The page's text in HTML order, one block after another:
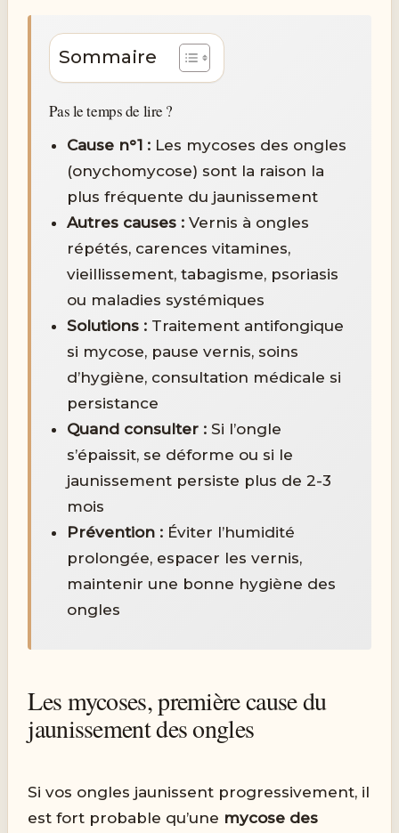
Sommaire
Pas le temps de lire ?
Cause n°1 : Les mycoses des ongles
(onychomycose) sont la raison la
plus fréquente du jaunissement
Autres causes : Vernis à ongles
répétés, carences vitamines,
vieillissement, tabagisme, psoriasis
ou maladies systémiques
Solutions : Traitement antifongique
si mycose, pause vernis, soins
d’hygiène, consultation médicale si
persistance
Quand consulter : Si l’ongle
s’épaissit, se déforme ou si le
jaunissement persiste plus de 2-3
mois
Prévention : Éviter l’humidité
prolongée, espacer les vernis,
maintenir une bonne hygiène des
ongles
Les mycoses, première cause du
jaunissement des ongles
Si vos ongles jaunissent progressivement, il
est fort probable qu’une mycose des